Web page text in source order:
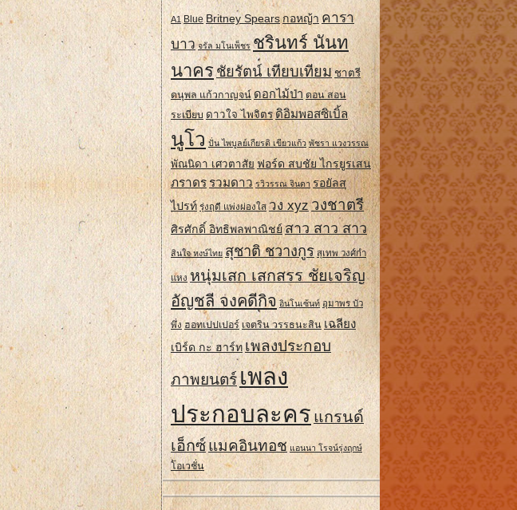
A1 Blue Britney Spearsกอหญ้า คารา
บาว จรัล มโนเพ็ชร ชรินทร์ นันท
นาครชัยรัตน์ เทียบเทียม ชาตรี
ดนุพล แก้วกาญจน์ ดอกไม้ป่า ดอน สอน
ระเบียบ ดาวใจ ไพจิตร ดิอิมพอสซิเบิ้ล
นูโว ปั่น ไพบูลย์เกียรติ เขียวแก้ว พัชรา แวงวรรณ
พัณนิดา เศวตาสัย ฟอร์ด สบชัย ไกรยูรเสน
ภราดร รวมดาว รวิวรรณ จินดา รอยัลส
ไปรท์ รุ่งฤดี แพ่งผ่องใส วง xyz วงชาตรี
ศิรศักดิ์ อิทธิพลพาณิชย์สาว สาว สาว
สินใจ หงษ์ไทย สุชาติ ชวางกูร สุเทพ วงศ์กํา
แหง หนุ่มเสก เสกสรร ชัยเจริญ
อัญชลี จงคดีกิจ อินโนเซ้นท์ อุมาพร บัว
พึ่ง ฮอทเปปเปอร์ เจตริน วรรธนะสิน เฉลียง
เบิร์ด กะ ฮาร์ท เพลงประกอบ
ภาพยนตร์เพลง
ประกอบละคร แกรนด์
เอ็กซ์แมคอินทอช แอนนา โรจน์รุ่งฤกษ์
โอเวชั่น